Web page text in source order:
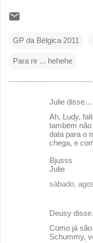
GP da Bélgica 2011
Para rir ... hehehe
Julie disse…
Ah, Ludy,
também
data para o
chega, e
Bjusss
Julie
sábado,
Deusy
Como já
Schummy,